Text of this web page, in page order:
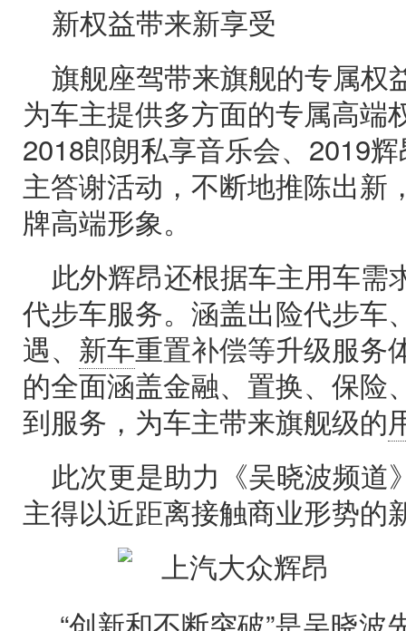
新权益带来新享受
旗舰座驾带来旗舰的专属权
为车主提供多方面的专属高端
2018郎朗私享音乐会、2019
主答谢活动，不断地推陈出新
牌高端形象。
此外辉昂还根据车主用车需
代步车服务。涵盖出险代步车
遇、 新车重置补偿等升级服务
的全面涵盖金融、置换、保险
到服务，为车主带来旗舰级的
此次更是助力《吴晓波频道
主得以近距离接触商业形势的